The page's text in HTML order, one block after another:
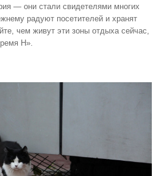
— они стали свидетелями многих
радуют посетителей и хранят
чем живут эти зоны отдыха сейчас,
Н».